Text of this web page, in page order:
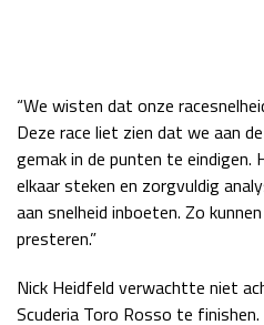
GP QATAR 2026
Kwalificatie
Race
“We wisten dat onze
Deze race liet zien dat we aan
gemak in de punten te
elkaar steken en zorgvuldig
aan snelheid inboeten. Zo
presteren.”
Nick Heidfeld verwachtte niet
Scuderia Toro Rosso te